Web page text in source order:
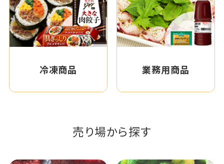
冷凍商品 業務用商品
売り場から探す